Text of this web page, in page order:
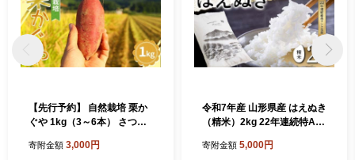
【先行予約】 自然栽培 栗か
ぐや 1kg（3～6本） さつま
庄市 F3S-2636
寄附金額 3,000円
令和7年産 山形県産 はえぬき
（精米）2kg 22年連続特A受
庄市 F3S-2648
寄附金額 5,000円